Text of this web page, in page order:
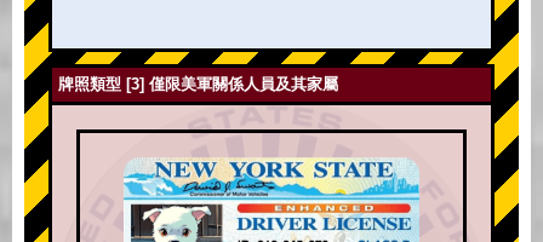
牌照類型 [3] 僅限美軍關係人員及其家屬